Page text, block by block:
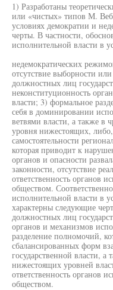
1) Разработаны
или «чистых» типов М.
условиях демократии и
черты. В частности,
исполнительной власти в
недемократических
отсутствие выборности
должностных лиц
неконституционность
власти; 3) формальное
себя в доминировании
ветвями власти, а также в
уровня нижестоящих,
самостоятельности
которая приводит к
органов и опасности
законности, отсутствие
ответственность органов
обществом.
исполнительной власти в
характерны следующие
должностных лиц
органов и механизмов
разделение полномочий,
сбалансированных форм
государственной власти, а
нижестоящих уровней
ответственность органов
обществом.